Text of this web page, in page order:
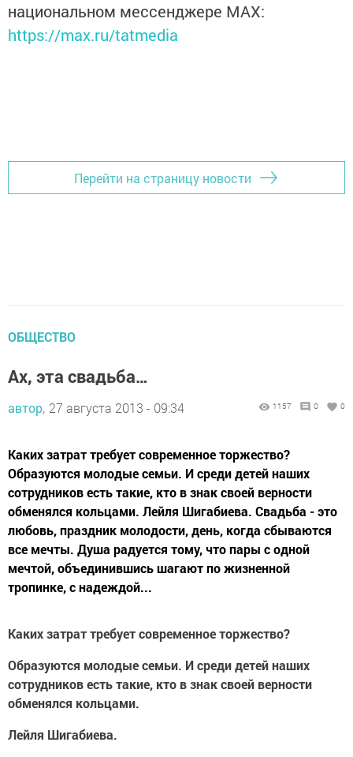
национальном мессенджере MАХ:
https://max.ru/tatmedia
Перейти на страницу новости
ОБЩЕСТВО
Ах, эта свадьба…
автор, 27 августа 2013 - 09:34 1157 0 0
Каких затрат требует современное торжество?
Образуются молодые семьи. И среди детей наших
сотрудников есть такие, кто в знак своей верности
обменялся кольцами. Лейля Шигабиева. Свадьба - это
любовь, праздник молодости, день, когда сбываются
все мечты. Душа радуется тому, что пары с одной
мечтой, объединившись шагают по жизненной
тропинке, с надеждой...
Каких затрат требует современное торжество?
Образуются молодые семьи. И среди детей наших
сотрудников есть такие, кто в знак своей верности
обменялся кольцами.
Лейля Шигабиева.